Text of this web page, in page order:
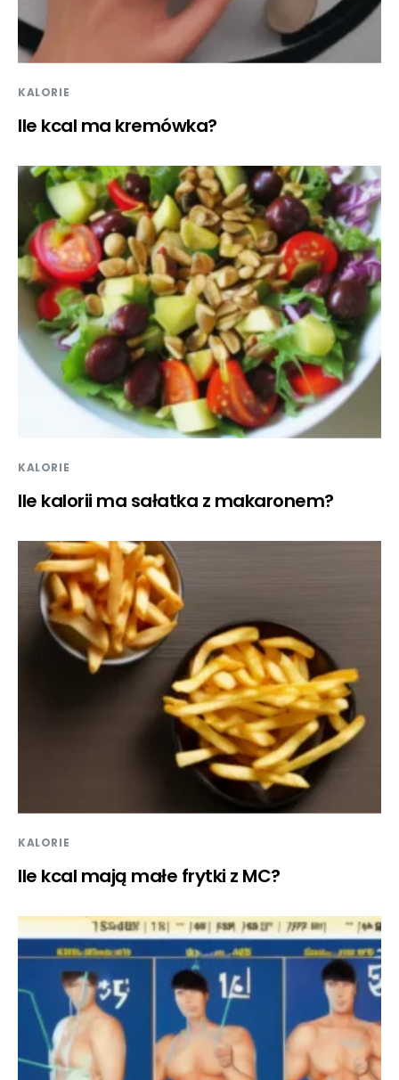
KALORIE
Ile kcal ma kremówka?
KALORIE
Ile kalorii ma sałatka z makaronem?
KALORIE
Ile kcal mają małe frytki z MC?